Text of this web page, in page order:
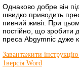
Однаково добре він
швидко приводить
пивний живіт. При
постійно, що зробити
преса Аbgymnic дуже
Завантажити
1версія Word